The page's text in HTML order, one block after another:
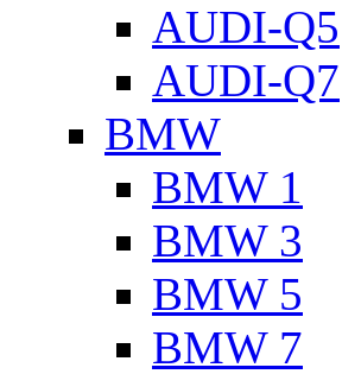
AUDI-Q5
AUDI-Q7
BMW
BMW 1
BMW 3
BMW 5
BMW 7